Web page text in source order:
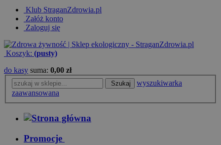
Klub StraganZdrowia.pl
Załóż konto
Zaloguj się
Koszyk: (pusty)
do kasy suma: 0,00 zł
Szukaj
wyszukiwarka
zaawansowana
Promocje